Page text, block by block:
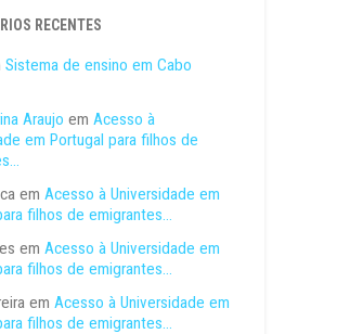
RECENTES
Sistema de ensino em Cabo
Araujo emAcesso à
em Portugal para filhos de
emAcesso à Universidade em
filhos de emigrantes…
emAcesso à Universidade em
filhos de emigrantes…
emAcesso à Universidade em
filhos de emigrantes…